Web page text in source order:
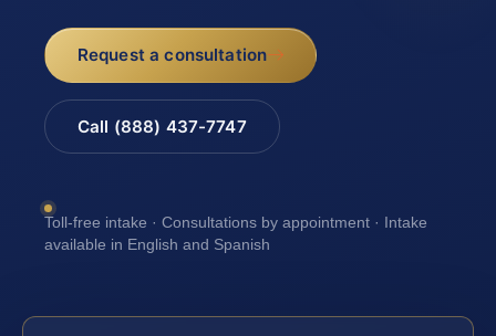
Request a consultation
Call (888) 437-7747
Toll-free intake · Consultations by appointment · Intake
available in English and Spanish